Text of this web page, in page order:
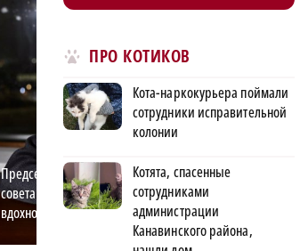
Председатель Студенческого
совета рассказал, как
вдохновлять других людей
Художница-
фоне других
ПРО КОТИКОВ
Кота-наркокурьера поймали
сотрудники исправительной
колонии
Котята, спасенные
сотрудниками
администрации
Канавинского района,